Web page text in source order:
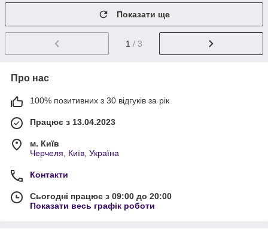
Показати ще
1 / 3
Про нас
100% позитивних з 30 відгуків за рік
Працює з 13.04.2023
м. Київ
Черчеля, Київ, Україна
Контакти
Сьогодні працює з 09:00 до 20:00
Показати весь графік роботи